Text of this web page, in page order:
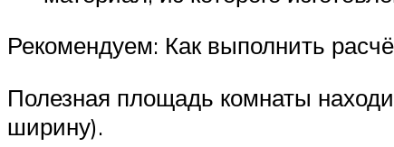
Рекомендуем: Как выполнить
Полезная площадь комнаты
ширину).